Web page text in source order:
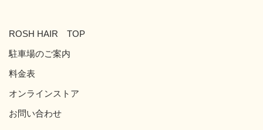
ROSH HAIR TOP
駐車場のご案内
料金表
オンラインストア
お問い合わせ